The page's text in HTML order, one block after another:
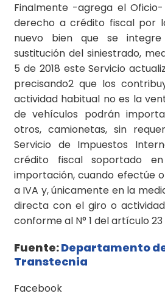
Finalmente -agrega el
derecho a crédito fiscal por
nuevo bien que se
sustitución del siniestrado,
5 de 2018 este Servicio
precisando2 que los
actividad habitual no es la
de vehículos podrán
otros, camionetas, sin
Servicio de Impuestos
crédito fiscal soportado
importación, cuando efectúe
a IVA y, únicamente en la
directa con el giro o
conforme al N° 1 del artículo 23
Fuente:Departamento
Transtecnia
Facebook